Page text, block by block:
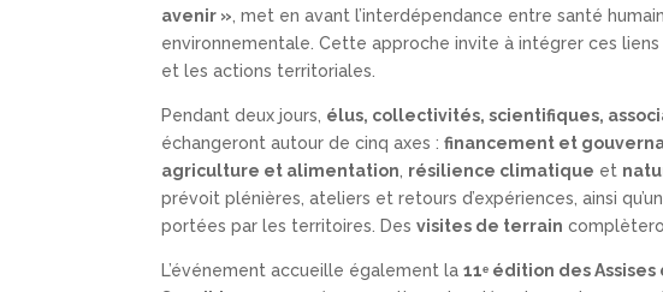
avenir », met en avant l’interdépendance entre santé
environnementale. Cette approche invite à intégrer ces
et les actions territoriales.
Pendant deux jours, élus, collectivités, scientifiques,
échangeront autour de cinq axes :financement et
agriculture et alimentation, résilience climatique et
prévoit plénières, ateliers et retours d’expériences, ainsi
portées par les territoires. Desvisites de terrain
L’événement accueille également la11ᵉ édition des